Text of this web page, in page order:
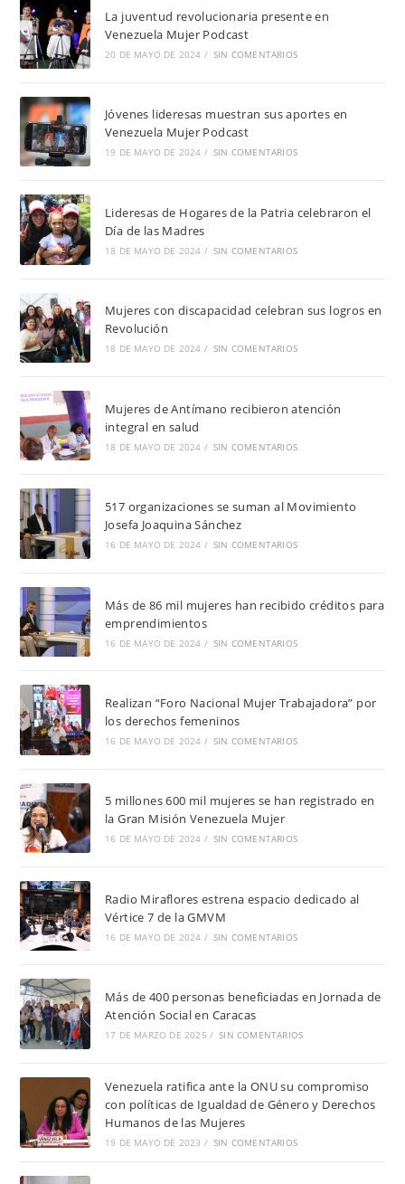
La juventud revolucionaria presente en
Venezuela Mujer Podcast
20 DE MAYO DE 2024 / SIN COMENTARIOS
Jóvenes lideresas muestran sus aportes en
Venezuela Mujer Podcast
19 DE MAYO DE 2024 / SIN COMENTARIOS
Lideresas de Hogares de la Patria celebraron el
Día de las Madres
18 DE MAYO DE 2024 / SIN COMENTARIOS
Mujeres con discapacidad celebran sus logros en
Revolución
18 DE MAYO DE 2024 / SIN COMENTARIOS
Mujeres de Antímano recibieron atención
integral en salud
18 DE MAYO DE 2024 / SIN COMENTARIOS
517 organizaciones se suman al Movimiento
Josefa Joaquina Sánchez
16 DE MAYO DE 2024 / SIN COMENTARIOS
Más de 86 mil mujeres han recibido créditos para
emprendimientos
16 DE MAYO DE 2024 / SIN COMENTARIOS
Realizan “Foro Nacional Mujer Trabajadora” por
los derechos femeninos
16 DE MAYO DE 2024 / SIN COMENTARIOS
5 millones 600 mil mujeres se han registrado en
la Gran Misión Venezuela Mujer
16 DE MAYO DE 2024 / SIN COMENTARIOS
Radio Miraflores estrena espacio dedicado al
Vértice 7 de la GMVM
16 DE MAYO DE 2024 / SIN COMENTARIOS
Más de 400 personas beneficiadas en Jornada de
Atención Social en Caracas
17 DE MARZO DE 2025 / SIN COMENTARIOS
Venezuela ratifica ante la ONU su compromiso
con políticas de Igualdad de Género y Derechos
Humanos de las Mujeres
19 DE MAYO DE 2023 / SIN COMENTARIOS